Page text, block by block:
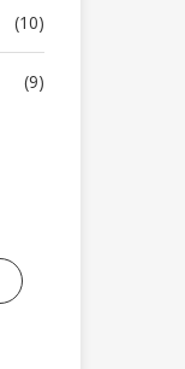
(10)
(9)